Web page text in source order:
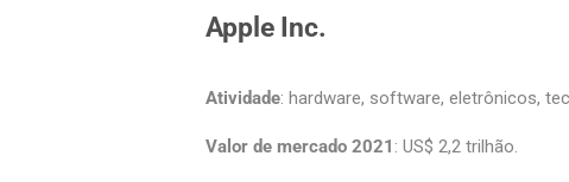
Apple Inc.
Atividade: hardware, software, eletrônicos,
Valor de mercado 2021 : US$ 2,2 trilhão.